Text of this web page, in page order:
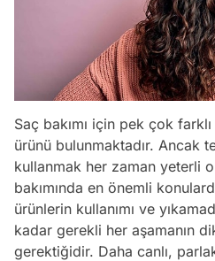
Saç bakımı için pek çok
ürünü bulunmaktadır. Ancak
kullanmak her zaman yeterli
bakımında en önemli
ürünlerin kullanımı ve
kadar gerekli her aşamanın
gerektiğidir. Daha canlı,